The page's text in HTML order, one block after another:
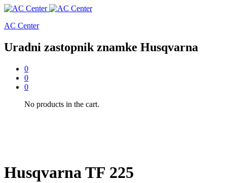
AC Center
Uradni zastopnik znamke Husqvarna
0
0
0
No products in the cart.
Husqvarna TF 225